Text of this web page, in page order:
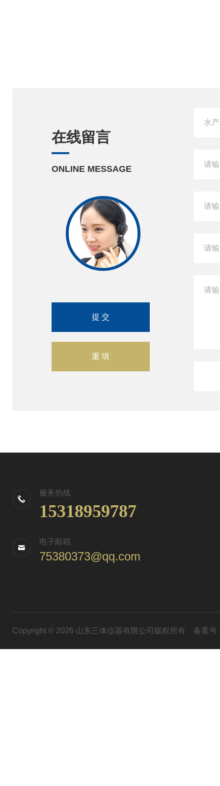
在线留言
ONLINE MESSAGE
服务热线
15318959787
电子邮箱
75380373@qq.com
Copyright © 2026 山东三体仪器有限公司版权所有 备案号